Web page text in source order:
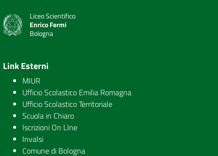
Liceo Scientifico
Enrico Fermi
Bologna
Link Esterni
MIUR
Ufficio Scolastico Emilia Romagna
Ufficio Scolastico Territoriale
Scuola in Chiaro
Iscrizioni On LIne
Invalsi
Comune di Bologna